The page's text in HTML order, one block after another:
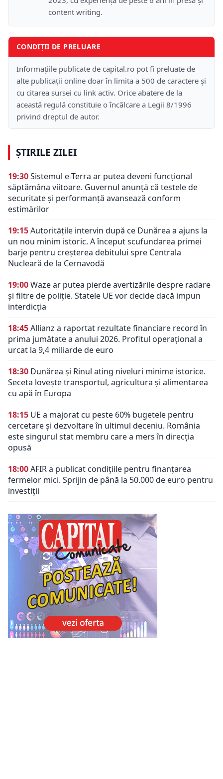
content writing.
CONDIȚII DE PRELUARE
Informațiile publicate de capital.ro pot fi preluate de
alte publicații online doar în limita a 500 de caractere și
cu citarea sursei cu link activ. Orice abatere de la
această regulă constituie o încălcare a Legii 8/1996
privind dreptul de autor.
ȘTIRILE ZILEI
19:30Sistemul e-Terra ar putea deveni funcțional
săptămâna viitoare. Guvernul anunță că testele de
securitate și performanță avansează conform
estimărilor
19:15Autoritățile intervin după ce Dunărea a ajuns la
un nou minim istoric. A început scufundarea primei
barje pentru creșterea debitului spre Centrala
Nucleară de la Cernavodă
19:00Waze ar putea pierde avertizările despre radare
și filtre de poliție. Statele UE vor decide dacă impun
interdicția
18:45Allianz a raportat rezultate financiare record în
prima jumătate a anului 2026. Profitul operațional a
urcat la 9,4 miliarde de euro
18:30 Dunărea și Rinul ating niveluri minime istorice.
Seceta lovește transportul, agricultura și alimentarea
cu apă în Europa
18:15 UE a majorat cu peste 60% bugetele pentru
cercetare și dezvoltare în ultimul deceniu. România
este singurul stat membru care a mers în direcția
opusă
18:00AFIR a publicat condițiile pentru finanțarea
fermelor mici. Sprijin de până la 50.000 de euro pentru
investiții